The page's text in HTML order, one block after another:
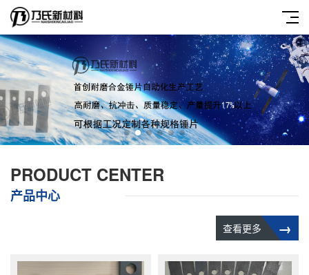
PRODUCT CENTER
产品中心
→
查看更多